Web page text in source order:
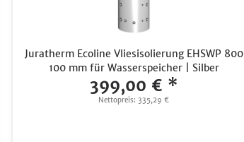
Juratherm Ecoline Vliesisolierung EHSWP 800
100 mm für Wasserspeicher | Silber
399,00 € *
Nettopreis: 335,29 €